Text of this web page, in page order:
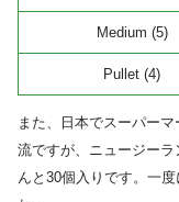
Medium (5)
Pullet (4)
また、日本でスーパー
流ですが、ニュージー
んと30個入りです。一